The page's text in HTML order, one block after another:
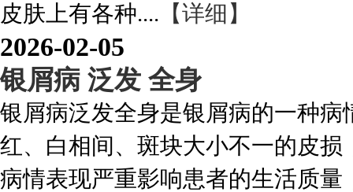
皮肤上有各种.... 【详细】
2026-02-05
银屑病 泛发 全身
银屑病泛发全身是银屑病的一种
红、白相间、斑块大小不一的皮
病情表现严重影响患者的生活质